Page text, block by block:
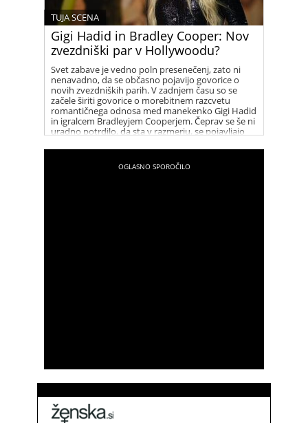
Gigi Hadid in Bradley Cooper: Nov
zvezdniški par v Hollywoodu?
TUJA SCENA
Svet zabave je vedno poln presenečenj, zato ni
nenavadno, da se občasno pojavijo govorice o
novih zvezdniških parih. V zadnjem času so se
začele širiti govorice o morebitnem razcvetu
romantičnega odnosa med manekenko Gigi Hadid
in igralcem Bradleyjem Cooperjem. Čeprav se še ni
uradno potrdilo, da sta v razmerju, se pojavljajo
oboževalci.